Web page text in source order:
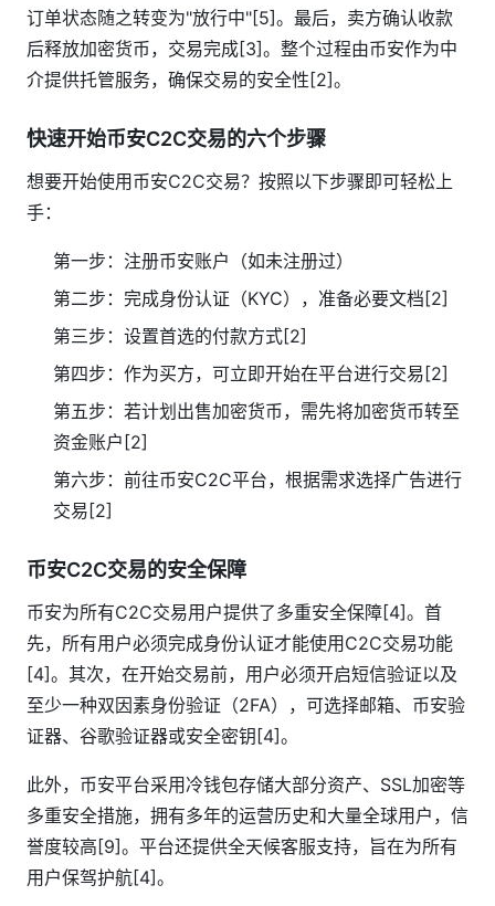
订单状态随之转变为"放行中"[5]。最后，卖方确认收款
后释放加密货币，交易完成[3]。整个过程由币安作为中
介提供托管服务，确保交易的安全性[2]。
快速开始币安C2C交易的六个步骤
想要开始使用币安C2C交易？按照以下步骤即可轻松上
手：
第一步：注册币安账户（如未注册过）
第二步：完成身份认证（KYC），准备必要文档[2]
第三步：设置首选的付款方式[2]
第四步：作为买方，可立即开始在平台进行交易[2]
第五步：若计划出售加密货币，需先将加密货币转至
资金账户[2]
第六步：前往币安C2C平台，根据需求选择广告进行
交易[2]
币安C2C交易的安全保障
币安为所有C2C交易用户提供了多重安全保障[4]。首
先，所有用户必须完成身份认证才能使用C2C交易功能
[4]。其次，在开始交易前，用户必须开启短信验证以及
至少一种双因素身份验证（2FA），可选择邮箱、币安验
证器、谷歌验证器或安全密钥[4]。
此外，币安平台采用冷钱包存储大部分资产、SSL加密等
多重安全措施，拥有多年的运营历史和大量全球用户，信
誉度较高[9]。平台还提供全天候客服支持，旨在为所有
用户保驾护航[4]。